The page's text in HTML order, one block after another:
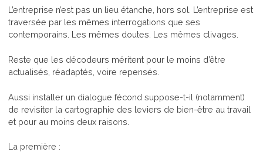
L’entreprise n’est pas un lieu étanche, hors sol. L’entreprise est
traversée par les mêmes interrogations que ses
contemporains. Les mêmes doutes. Les mêmes clivages.
Reste que les décodeurs méritent pour le moins d’être
actualisés, réadaptés, voire repensés.
Aussi installer un dialogue fécond suppose-t-il (notamment)
de revisiter la cartographie des leviers de bien-être au travail
et pour au moins deux raisons.
La première :